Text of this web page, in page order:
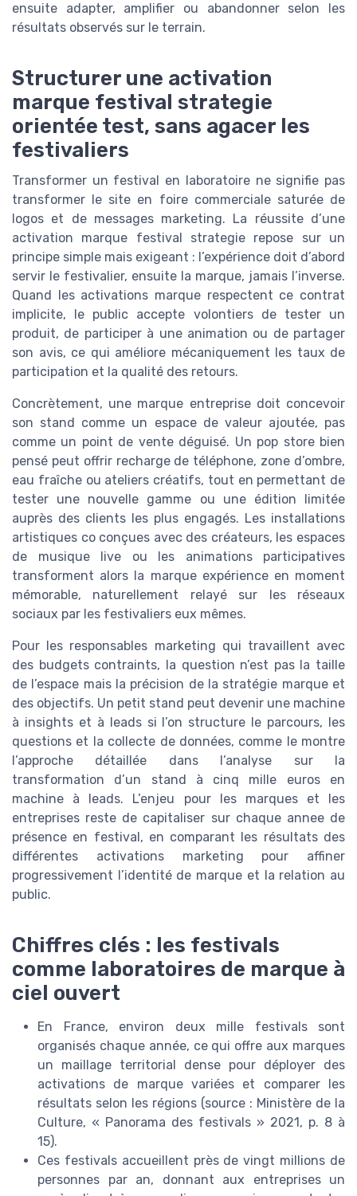
ensuite adapter, amplifier ou abandonner selon les
résultats observés sur le terrain.
Structurer une activation
marque festival strategie
orientée test, sans agacer les
festivaliers
Transformer un festival en laboratoire ne signifie pas
transformer le site en foire commerciale saturée de
logos et de messages marketing. La réussite d’une
activation marque festival strategie repose sur un
principe simple mais exigeant : l’expérience doit d’abord
servir le festivalier, ensuite la marque, jamais l’inverse.
Quand les activations marque respectent ce contrat
implicite, le public accepte volontiers de tester un
produit, de participer à une animation ou de partager
son avis, ce qui améliore mécaniquement les taux de
participation et la qualité des retours.
Concrètement, une marque entreprise doit concevoir
son stand comme un espace de valeur ajoutée, pas
comme un point de vente déguisé. Un pop store bien
pensé peut offrir recharge de téléphone, zone d’ombre,
eau fraîche ou ateliers créatifs, tout en permettant de
tester une nouvelle gamme ou une édition limitée
auprès des clients les plus engagés. Les installations
artistiques co conçues avec des créateurs, les espaces
de musique live ou les animations participatives
transforment alors la marque expérience en moment
mémorable, naturellement relayé sur les réseaux
sociaux par les festivaliers eux mêmes.
Pour les responsables marketing qui travaillent avec
des budgets contraints, la question n’est pas la taille
de l’espace mais la précision de la stratégie marque et
des objectifs. Un petit stand peut devenir une machine
à insights et à leads si l’on structure le parcours, les
questions et la collecte de données, comme le montre
l’approche détaillée dans l’analyse sur la
transformation d’un stand à cinq mille euros en
machine à leads. L’enjeu pour les marques et les
entreprises reste de capitaliser sur chaque annee de
présence en festival, en comparant les résultats des
différentes activations marketing pour affiner
progressivement l’identité de marque et la relation au
public.
Chiffres clés : les festivals
comme laboratoires de marque à
ciel ouvert
En France, environ deux mille festivals sont
organisés chaque année, ce qui offre aux marques
un maillage territorial dense pour déployer des
activations de marque variées et comparer les
résultats selon les régions (source : Ministère de la
Culture, « Panorama des festivals » 2021, p. 8 à
15).
Ces festivals accueillent près de vingt millions de
personnes par an, donnant aux entreprises un